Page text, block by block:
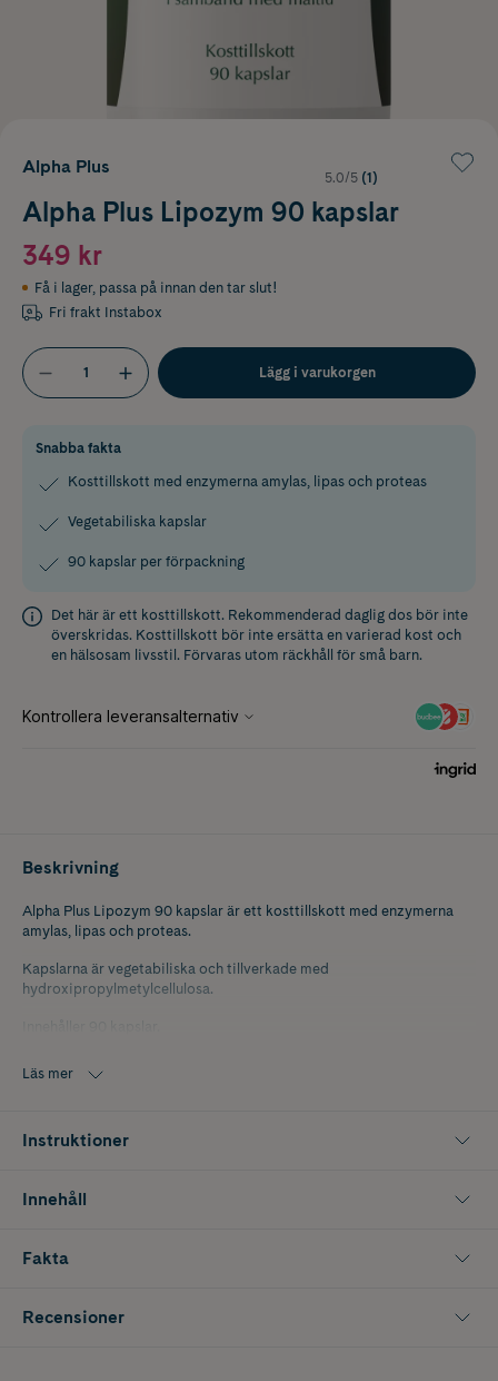
Alpha Plus
5.0/5 (1)
Alpha Plus Lipozym 90 kapslar
349 kr
Få i lager, passa på innan den tar slut!
Fri frakt Instabox
Lägg i varukorgen
Snabba fakta
Kosttillskott med enzymerna amylas, lipas och proteas
Vegetabiliska kapslar
90 kapslar per förpackning
Det här är ett kosttillskott. Rekommenderad daglig dos bör inte
överskridas. Kosttillskott bör inte ersätta en varierad kost och
en hälsosam livsstil. Förvaras utom räckhåll för små barn.
Beskrivning
Alpha Plus Lipozym 90 kapslar är ett kosttillskott med enzymerna
amylas, lipas och proteas.
Kapslarna är vegetabiliska och tillverkade med
hydroxipropylmetylcellulosa.
Läs mer
Instruktioner
Innehåll
Fakta
Recensioner